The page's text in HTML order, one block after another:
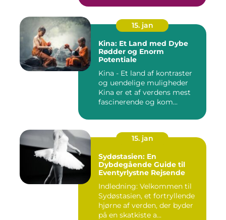
15. jan
Kina: Et Land med Dybe
Rødder og Enorm
Potentiale
Kina - Et land af kontraster
og uendelige muligheder
Kina er et af verdens mest
fascinerende og kom...
15. jan
Sydøstasien: En
Dybdegående Guide til
Eventyrlystne Rejsende
Indledning: Velkommen til
Sydøstasien, et fortryllende
hjørne af verden, der byder
på en skatkiste a...